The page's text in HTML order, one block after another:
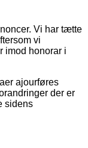
Vi har tætte
vi
imod honorar i
ajourføres
der er
sidens